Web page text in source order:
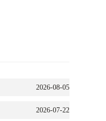
2026-08-05
2026-07-22